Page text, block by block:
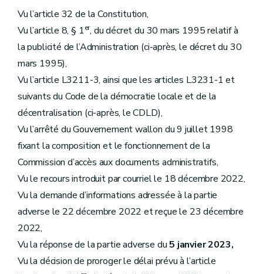
Vu l’article 32 de la Constitution,
Vu l’article 8, § 1er, du décret du 30 mars 1995 relatif à
la publicité de l’Administration (ci-après, le décret du 30
mars 1995),
Vu l’article L3211-3, ainsi que les articles L3231-1 et
suivants du Code de la démocratie locale et de la
décentralisation (ci-après, le CDLD),
Vu l’arrêté du Gouvernement wallon du 9 juillet 1998
fixant la composition et le fonctionnement de la
Commission d’accès aux documents administratifs,
Vu le recours introduit par courriel le 18 décembre 2022,
Vu la demande d’informations adressée à la partie
adverse le 22 décembre 2022 et reçue le 23 décembre
2022,
Vu la réponse de la partie adverse du5 janvier 2023,
Vu la décision de proroger le délai prévu à l’article